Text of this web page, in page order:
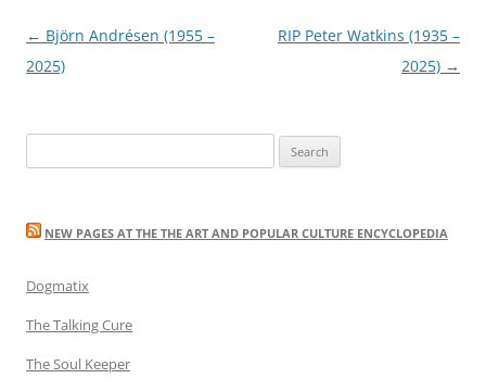
Post
navigation
← Björn Andrésen (1955 –
2025)
RIP Peter Watkins (1935 –
2025) →
for:
NEW PAGES AT THE THE ART AND POPULAR CULTURE ENCYCLOPEDIA
Dogmatix
The Talking Cure
The Soul Keeper